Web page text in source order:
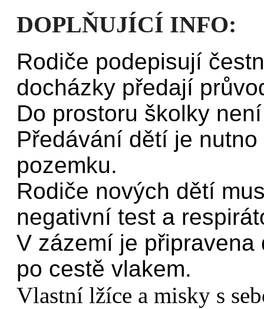
DOPLŇUJÍCÍ INFO:
Rodiče podepisují
docházky předají
Do prostoru školky
Předávání dětí je
pozemku.
Rodiče nových dětí
negativní test a
V zázemí je
po cestě vlakem.
Vlastní lžíce a misky s